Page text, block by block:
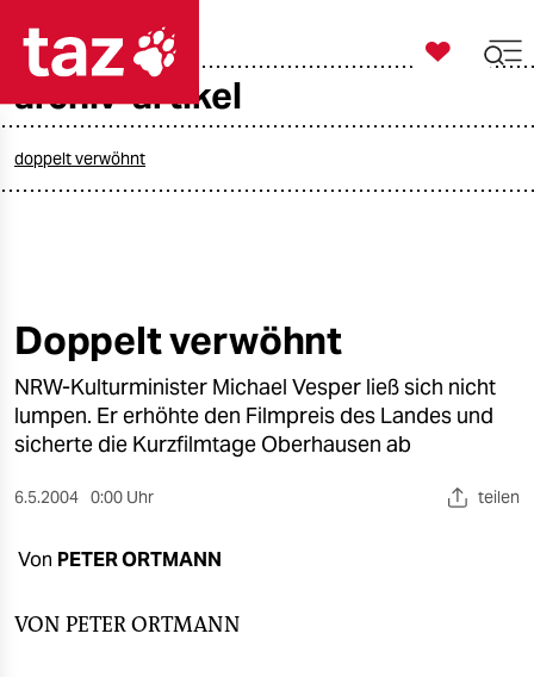
öko
gesellschaft
kultur
sport

taz zahl ich
archiv-artikel
doppelt verwöhnt
Doppelt verwöhnt
NRW-Kulturminister Michael Vesper ließ sich nicht
lumpen. Er erhöhte den Filmpreis des Landes und
sicherte die Kurzfilmtage Oberhausen ab
6.5.2004 0:00 Uhr teilen
Von PETER ORTMANN
VON PETER ORTMANN